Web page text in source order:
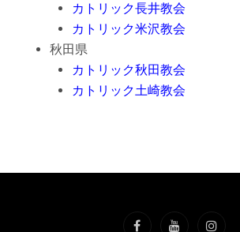
カトリック長井教会
カトリック米沢教会
秋田県
カトリック秋田教会
カトリック土崎教会